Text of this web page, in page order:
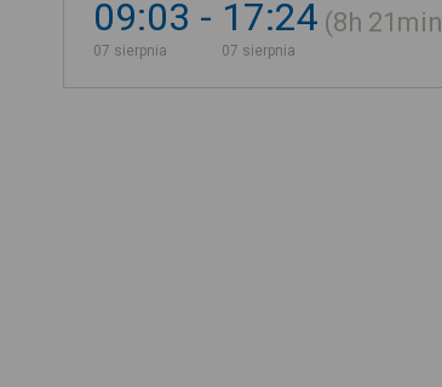
09:03
07 sierpnia
17:24
07 sierpnia
8h 21min